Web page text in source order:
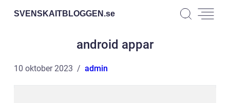
SVENSKAITBLOGGEN.se
android appar
10 oktober 2023 admin